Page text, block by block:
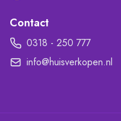
Contact
0318 - 250 777
info@huisverkopen.nl